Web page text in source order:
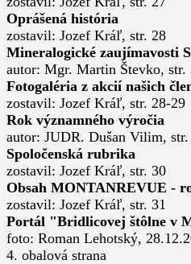
Oprášená história
zostavil: Jozef Kráľ, str. 28
Mineralogické zaujímavosti
autor: Mgr. Martin Števko, str.
Fotogaléria z akcií našich
zostavil: Jozef Kráľ, str. 28-29
Rok významného výročia
autor: JUDR. Dušan Vilim,
Spoločenská rubrika
zostavil: Jozef Kráľ, str. 30
Obsah MONTANREVUE -
zostavil: Jozef Kráľ, str. 31
Portál "Bridlicovej štôlne v
foto: Roman Lehotský,
4. obalová strana